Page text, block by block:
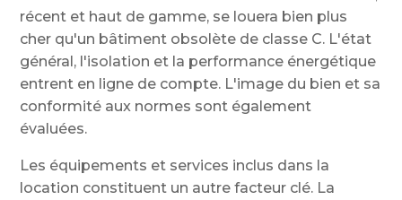
récent et haut de gamme, se louera bien plus
cher qu'un bâtiment obsolète de classe C. L'état
général, l'isolation et la performance énergétique
entrent en ligne de compte. L'image du bien et sa
conformité aux normes sont également
évaluées.
Les équipements et services inclus dans la
location constituent un autre facteur clé. La